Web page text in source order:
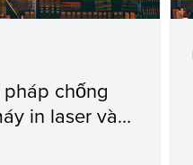
chống
in laser và